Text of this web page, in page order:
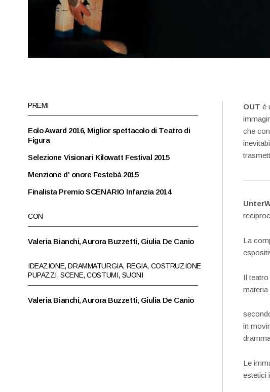
PREMI
Eolo Award 2016, Miglior spettacolo di Teatro di
Figura
Selezione Visionari Kilowatt Festival 2015
Menzione d' onore Festebà 2015
Finalista Premio SCENARIO Infanzia 2014
CON
Valeria Bianchi, Aurora Buzzetti, Giulia De Canio
IDEAZIONE, DRAMMATURGIA, REGIA, COSTRUZIONE
PUPAZZI, SCENE, COSTUMI, SUONI
Valeria Bianchi, Aurora Buzzetti, Giulia De Canio
OUT è
che
La
Il
in
Le
estetici